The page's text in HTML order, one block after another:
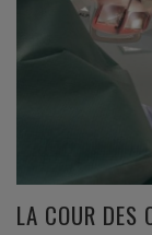
LA COUR DES